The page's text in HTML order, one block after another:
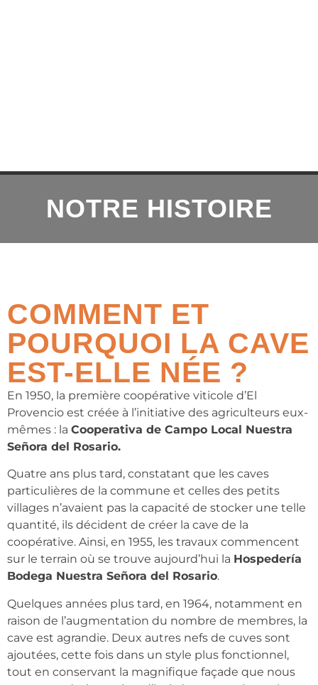
NOTRE HISTOIRE
COMMENT ET
POURQUOI LA CAVE
EST-ELLE NÉE ?
En 1950, la première coopérative viticole d’El
Provencio est créée à l’initiative des agriculteurs eux-
mêmes : la Cooperativa de Campo Local Nuestra
Señora del Rosario.
Quatre ans plus tard, constatant que les caves
particulières de la commune et celles des petits
villages n’avaient pas la capacité de stocker une telle
quantité, ils décident de créer la cave de la
coopérative. Ainsi, en 1955, les travaux commencent
sur le terrain où se trouve aujourd’hui la Hospedería
Bodega Nuestra Señora del Rosario.
Quelques années plus tard, en 1964, notamment en
raison de l’augmentation du nombre de membres, la
cave est agrandie. Deux autres nefs de cuves sont
ajoutées, cette fois dans un style plus fonctionnel,
tout en conservant la magnifique façade que nous